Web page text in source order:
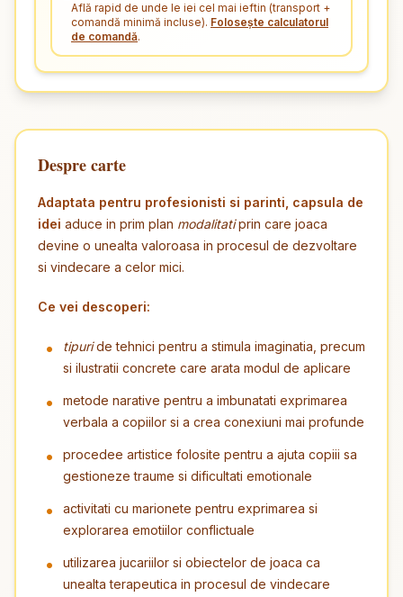
Află rapid de unde le iei cel mai ieftin (transport +
comandă minimă incluse). Folosește calculatorul
de comandă.
Despre carte
Adaptata pentru profesionisti si parinti, capsula de
idei aduce in prim plan modalitatiprin care joaca
devine o unealta valoroasa in procesul de dezvoltare
si vindecare a celor mici.
Ce vei descoperi:
tipuride tehnici pentru a stimula imaginatia, precum
si ilustratii concrete care arata modul de aplicare
metode narative pentru a imbunatati exprimarea
verbala a copiilor si a crea conexiuni mai profunde
procedee artistice folosite pentru a ajuta copiii sa
gestioneze traume si dificultati emotionale
activitati cu marionete pentru exprimarea si
explorarea emotiilor conflictuale
utilizarea jucariilor si obiectelor de joaca ca
unealta terapeutica in procesul de vindecare